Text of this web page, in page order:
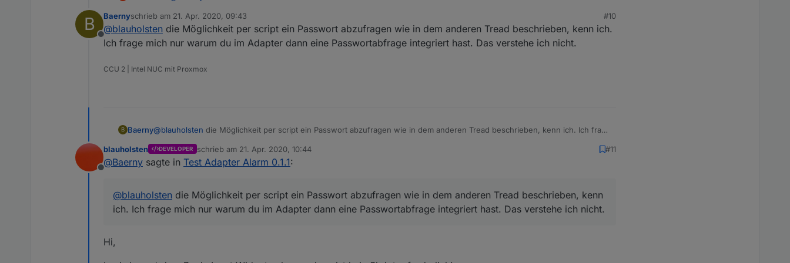
B
Offline
Baernyschrieb am 21. Apr. 2020, 09:43
zuletzt editiert von
#10
@blauholsten die Möglichkeit per script ein Passwort abzufragen wie in dem anderen Tread beschrieben, kenn ich.
Ich frage mich nur warum du im Adapter dann eine Passwortabfrage integriert hast. Das verstehe ich nicht.
CCU 2 | Intel NUC mit Proxmox
B Baerny@blauholsten die Möglichkeit per script ein Passwort abzufragen wie in dem anderen Tread beschrieben, kenn ich. Ich frage
Offline
blauholsten DEVELOPER schrieb am 21. Apr. 2020, 10:44
zuletzt editiert von
#11
@Baerny sagte in Test Adapter Alarm 0.1.1:
@blauholsten die Möglichkeit per script ein Passwort abzufragen wie in dem anderen Tread beschrieben, kenn
ich. Ich frage mich nur warum du im Adapter dann eine Passwortabfrage integriert hast. Das verstehe ich nicht.
Hi,